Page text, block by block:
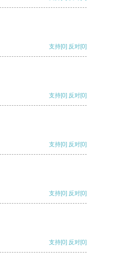
支持[0] 反对[0]
支持[0] 反对[0]
支持[0] 反对[0]
支持[0] 反对[0]
支持[0] 反对[0]